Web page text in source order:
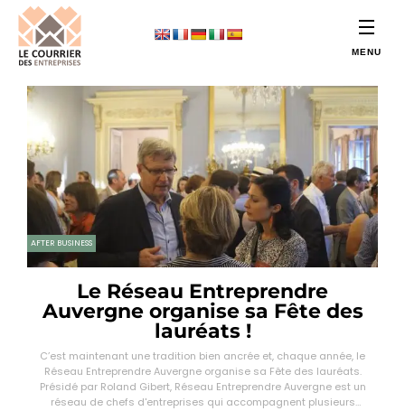
AFTER BUSINESS
Le Réseau Entreprendre
Auvergne organise sa Fête des
lauréats !
C’est maintenant une tradition bien ancrée et, chaque année, le
Réseau Entreprendre Auvergne organise sa Fête des lauréats.
Présidé par Roland Gibert, Réseau Entreprendre Auvergne est un
réseau de chefs d'entreprises qui accompagnent plusieurs